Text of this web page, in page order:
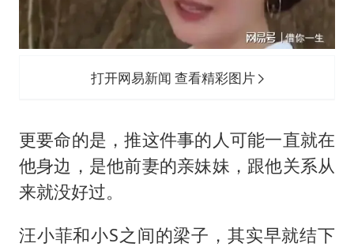
打开网易新闻 查看精彩图片
更要命的是，推这件事的人可能一直就在
他身边，是他前妻的亲妹妹，跟他关系从
来就没好过。
汪小菲和小S之间的梁子，其实早就结下